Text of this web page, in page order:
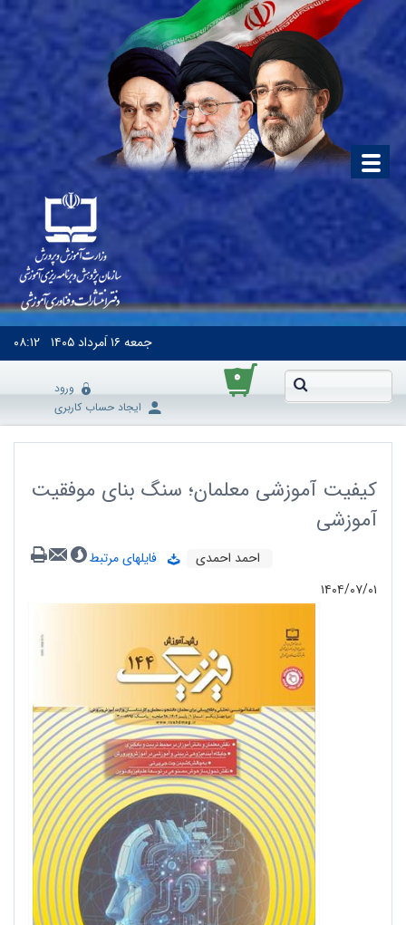
جمعه۱۶ اَمرداد ۱۴۰۵ ۰۸:۱۲
۰
ورود
ایجاد حساب کاربری
کیفیت آموزشی معلمان؛ سنگ بنای موفقیت
آموزشی
احمد احمدی
فایلهای مرتبط
۱۴۰۴/۰۷/۰۱